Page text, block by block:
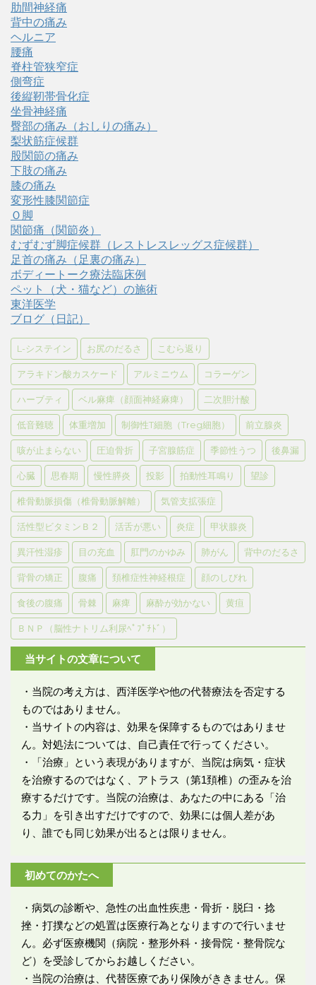
肋間神経痛
背中の痛み
ヘルニア
腰痛
脊柱管狭窄症
側弯症
後縦靭帯骨化症
坐骨神経痛
臀部の痛み（おしりの痛み）
梨状筋症候群
股関節の痛み
下肢の痛み
膝の痛み
変形性膝関節症
Ｏ脚
関節痛（関節炎）
むずむず脚症候群（レストレスレッグス症候群）
足首の痛み（足裏の痛み）
ボディートーク療法臨床例
ペット（犬・猫など）の施術
東洋医学
ブログ（日記）
L-システイン お尻のだるさ こむら返り
アラキドン酸カスケード アルミニウム コラーゲン
ハーブティ ベル麻痺（顔面神経麻痺） 二次胆汁酸
低音難聴 体重増加 制御性T細胞（Treg細胞） 前立腺炎
咳が止まらない 圧迫骨折 子宮腺筋症 季節性うつ 後鼻漏
心臓 思春期 慢性膵炎 投影 拍動性耳鳴り 望診
椎骨動脈損傷（椎骨動脈解離） 気管支拡張症
活性型ビタミンＢ２ 活舌が悪い 炎症 甲状腺炎
異汗性湿疹 目の充血 肛門のかゆみ 肺がん 背中のだるさ
背骨の矯正 腹痛 頚椎症性神経根症 顔のしびれ
食後の腹痛 骨棘 麻痺 麻酔が効かない 黄疸
ＢＮＰ（脳性ナトリム利尿ﾍﾟﾌﾟﾁﾄﾞ）
当サイトの文章について
・当院の考え方は、西洋医学や他の代替療法を否定する
ものではありません。
・当サイトの内容は、効果を保障するものではありませ
ん。対処法については、自己責任で行ってください。
・「治療」という表現がありますが、当院は病気・症状
を治療するのではなく、アトラス（第1頚椎）の歪みを治
療するだけです。当院の治療は、あなたの中にある「治
る力」を引き出すだけですので、効果には個人差があ
り、誰でも同じ効果が出るとは限りません。
初めてのかたへ
・病気の診断や、急性の出血性疾患・骨折・脱臼・捻
挫・打撲などの処置は医療行為となりますので行いませ
ん。必ず医療機関（病院・整形外科・接骨院・整骨院な
ど）を受診してからお越しください。
・当院の治療は、代替医療であり保険がききません。保